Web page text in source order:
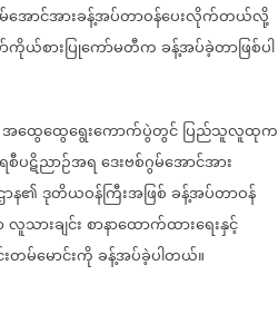
မ်အောင်အားခန့်အပ်တာဝန်ပေးလိုက်တယ်လို့
ကိုယ်စားပြုကော်မတီကခန့်အပ်ခဲ့တာဖြစ်ပါ
အထွေထွေရွေးကောက်ပွဲတွင်ပြည်သူလူထုက
ပဋိညာဉ်အရဒေးဗစ်ဂွမ်အောင်အား
ာန၏ဒုတိယဝန်ကြီးအဖြစ်ခန့်အပ်တာဝန်
လူသားချင်းစာနာထောက်ထားရေးနှင့်
တမ်‌မောင်းကိုခန့်အပ်ခဲ့ပါတယ်။